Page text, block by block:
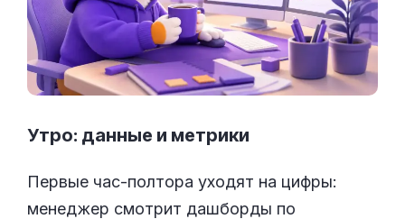
Утро: данные и метрики
Первые час-полтора уходят на цифры:
менеджер смотрит дашборды по